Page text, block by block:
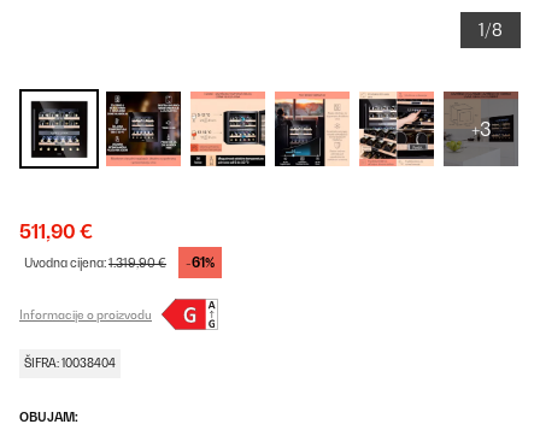
1/8
+3
511,90 €
Uvodna cijena:1.319,90 € -61%
Informacije o proizvodu
ŠIFRA: 10038404
OBUJAM: